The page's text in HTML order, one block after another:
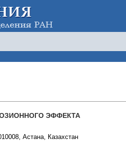
ЭФФЕКТА
Астана, Казахстан